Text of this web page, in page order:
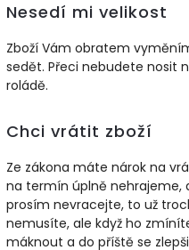
Nesedí mi velikost
Zboží Vám obratem
sedět. Přeci nebudete nosit
roládě.
Chci vrátit zboží
Ze zákona máte nárok na
na termín úplně nehrajeme,
prosím nevracejte, to už
nemusíte, ale když ho
máknout a do příště se